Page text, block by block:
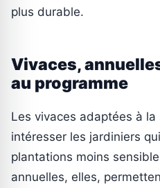
plus durable.
Vivaces,
au programme
Les vivaces adaptées à
intéresser les jardiniers
plantations moins
annuelles, elles,